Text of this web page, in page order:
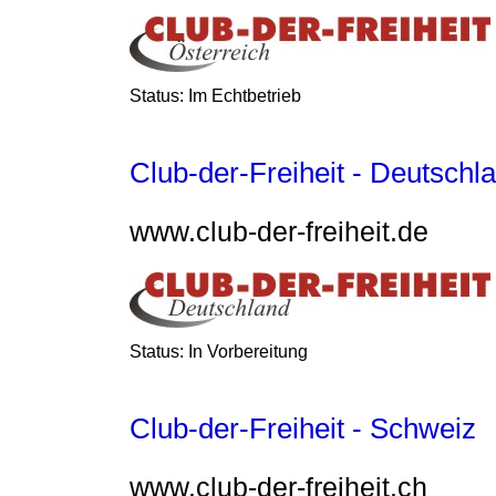
Status: Im Echtbetrieb
Club-der-Freiheit -
www.club-der-freiheit.de
Status: In Vorbereitung
Club-der-Freiheit - Schweiz
www.club-der-freiheit.ch